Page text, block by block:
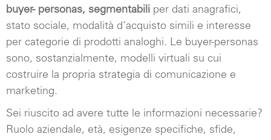
buyer- personas, segmentabili per dati anagrafici,
stato sociale, modalità d’acquisto simili e interesse
per categorie di prodotti analoghi. Le buyer-personas
sono, sostanzialmente, modelli virtuali su cui
costruire la propria strategia di comunicazione e
marketing.
Sei riuscito ad avere tutte le informazioni necessarie?
Ruolo aziendale, età, esigenze specifiche, sfide,